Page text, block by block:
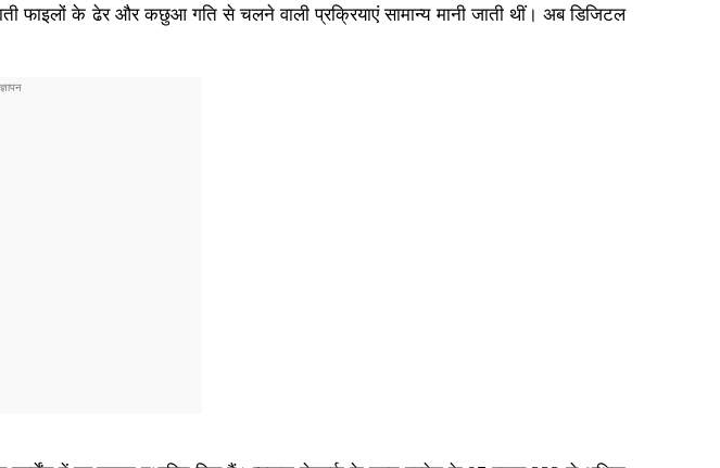
फाइलों के ढेर और कछुआ गति से चलने वाली प्रक्रियाएं सामान्य मानी जाती थीं। अब डिजिटल